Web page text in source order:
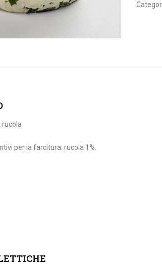
rucola
per la farcitura: rucola 1%.